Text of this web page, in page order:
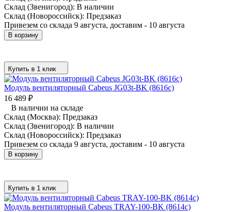
Склад (Звенигород): В наличии
Склад (Новороссийск): Предзаказ
Привезем со склада 9 августа, доставим - 10 августа
В корзину
Купить в 1 клик
Модуль вентиляторный Cabeus JG03t-BK (8616c)
16 489 ₽
В наличии на складе
Склад (Москва): Предзаказ
Склад (Звенигород): В наличии
Склад (Новороссийск): Предзаказ
Привезем со склада 9 августа, доставим - 10 августа
В корзину
Купить в 1 клик
Модуль вентиляторный Cabeus TRAY-100-BK (8614c)